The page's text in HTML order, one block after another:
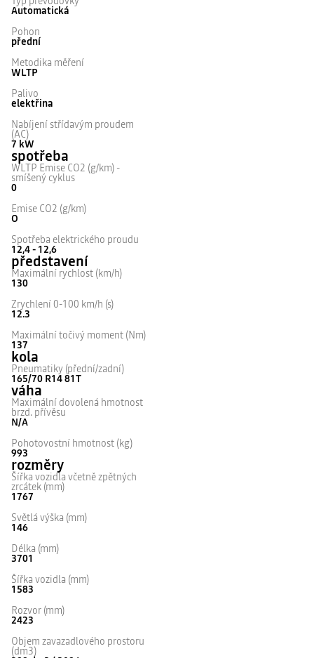
Automatická
Pohon
přední
Metodika měření
WLTP
Palivo
elektřina
Nabíjení střídavým proudem
(AC)
7 kW
spotřeba
WLTP Emise CO2 (g/km) -
smíšený cyklus
0
Emise CO2 (g/km)
O
Spotřeba elektrického proudu
12,4 - 12,6
představení
Maximální rychlost (km/h)
130
Zrychlení 0-100 km/h (s)
12.3
Maximální točivý moment (Nm)
137
kola
Pneumatiky (přední/zadní)
165/70 R14 81T
váha
Maximální dovolená hmotnost
brzd. přívěsu
N/A
Pohotovostní hmotnost (kg)
993
rozměry
Šířka vozidla včetně zpětných
zrcátek (mm)
1767
Světlá výška (mm)
146
Délka (mm)
3701
Šířka vozidla (mm)
1583
Rozvor (mm)
2423
Objem zavazadlového prostoru
(dm3)